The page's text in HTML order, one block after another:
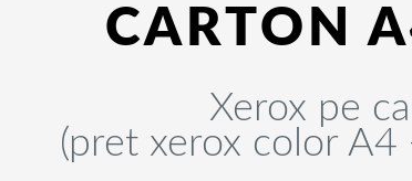
CARTON
Xerox pe
(pret xerox color